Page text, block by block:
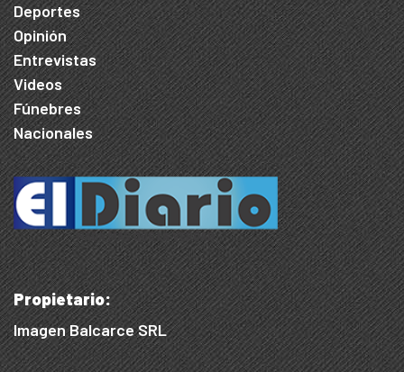
Deportes
Opinión
Entrevistas
Videos
Fúnebres
Nacionales
Propietario:
Imagen Balcarce SRL